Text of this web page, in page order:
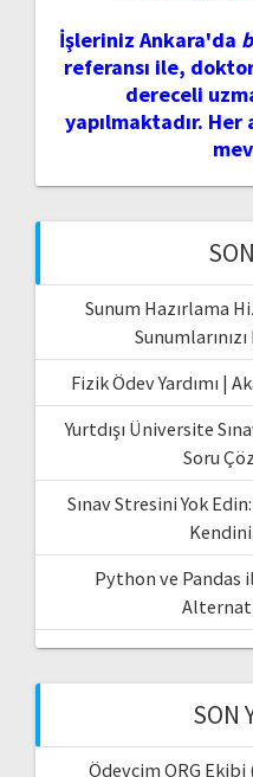
İşleriniz Ankara'da
referansı ile,
dereceli
yapılmaktadır.
Sunum Hazırlama
Fizik Ödev Yardımı |
Yurtdışı Üniversite
Soru
Sınav Stresini Yok
Python ve Pandas
SON
Ödevcim ORG